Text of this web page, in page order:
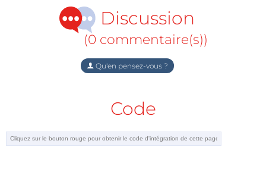
Discussion
(0 commentaire(s))
Qu'en pensez-vous ?
Code